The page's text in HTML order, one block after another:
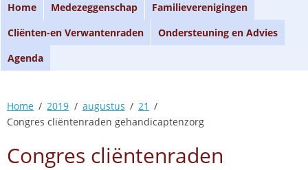
Home Medezeggenschap
Familieverenigingen
Cliënten-en Verwantenraden
Ondersteuning en Advies
Agenda
Home 2019 augustus
21
Congres cliëntenraden gehandicaptenzorg
Congres cliëntenraden